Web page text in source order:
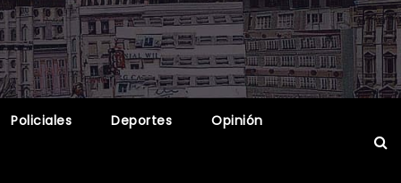
Policiales Deportes Opinión